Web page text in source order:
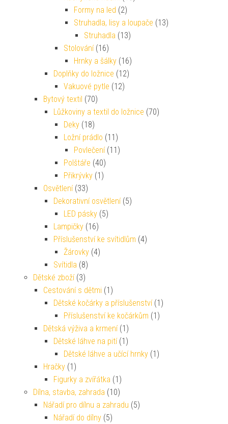
Formy na led (2)
Struhadla, lisy a loupače (13)
Struhadla (13)
Stolování (16)
Hrnky a šálky (16)
Doplňky do ložnice (12)
Vakuové pytle (12)
Bytový textil (70)
Lůžkoviny a textil do ložnice (70)
Deky (18)
Ložní prádlo (11)
Povlečení (11)
Polštáře (40)
Přikrývky (1)
Osvětlení (33)
Dekorativní osvětlení (5)
LED pásky (5)
Lampičky (16)
Příslušenství ke svítidlům (4)
Žárovky (4)
Svítidla (8)
Dětské zboží (3)
Cestování s dětmi (1)
Dětské kočárky a příslušenství (1)
Příslušenství ke kočárkům (1)
Dětská výživa a krmení (1)
Dětské láhve na pití (1)
Dětské láhve a učící hrnky (1)
Hračky (1)
Figurky a zvířátka (1)
Dílna, stavba, zahrada (10)
Nářadí pro dílnu a zahradu (5)
Nářadí do dílny (5)